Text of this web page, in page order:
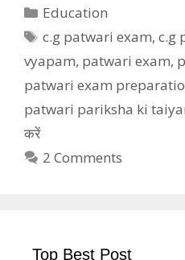
Categories
Education
Tags
c.g patwari exam,c.g
vyapam, patwari exam,
patwari exam
patwari pariksha ki
करें
2 Comments
Top Best Post